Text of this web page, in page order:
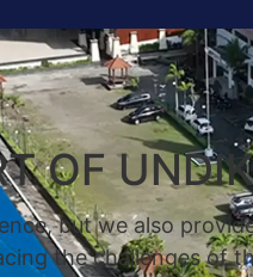
OF
but we also
the challenges of